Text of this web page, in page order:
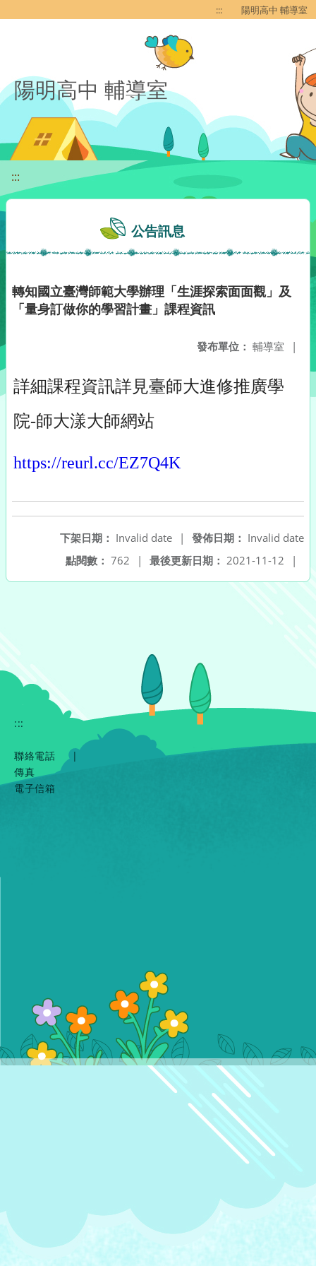
::: 陽明高中 輔導室
陽明高中 輔導室
:::
公告訊息
轉知國立臺灣師範大學辦理「生涯探索面面觀」及
「量身訂做你的學習計畫」課程資訊
發布單位： 輔導室 |
詳細課程資訊詳見臺師大進修推廣學
院-師大漾大師網站
https://reurl.cc/EZ7Q4K
發佈日期： Invalid date
下架日期： Invalid date
|
最後更新日期： 2021-11-12 |
點閱數： 762 |
:::
聯絡電話
|
傳真
電子信箱